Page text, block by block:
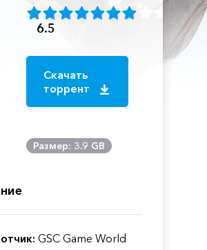
6.5
Скачать
торрент
Размер: 3.9 GB
GSC Game World